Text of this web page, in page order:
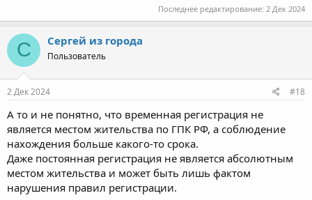
Последнее редактирование: 2 Дек 2024
С Сергей из города
Пользователь
2 Дек 2024 #18
А то и не понятно, что временная регистрация не
является местом жительства по ГПК РФ, а соблюдение
нахождения больше какого-то срока.
Даже постоянная регистрация не является абсолютным
местом жительства и может быть лишь фактом
нарушения правил регистрации.